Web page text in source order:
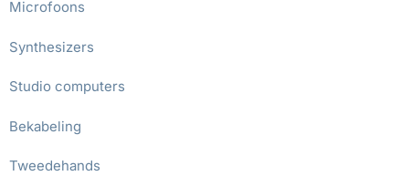
Microfoons
Synthesizers
Studio computers
Bekabeling
Tweedehands